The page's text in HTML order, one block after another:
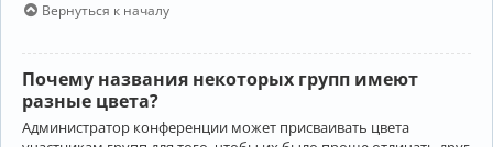
Вернуться к началу
Почему названия некоторых групп имеют
разные цвета?
Администратор конференции может присваивать цвета